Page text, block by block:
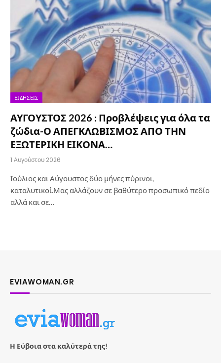
ΕΙΔΉΣΕΙΣ
ΑΥΓΟΥΣΤΟΣ 2026 : Προβλέψεις για όλα τα
ζώδια-Ο ΑΠΕΓΚΛΩΒΙΣΜΟΣ ΑΠΟ ΤΗΝ
ΕΞΩΤΕΡΙΚΗ ΕΙΚΟΝΑ…
1 Αυγούστου 2026
Ιούλιος και Αύγουστος δύο μήνες πύρινοι,
καταλυτικοί.Μας αλλάζουν σε βαθύτερο προσωπικό πεδίο
αλλά και σε…
EVIAWOMAN.GR
Η Εύβοια στα καλύτερά της!